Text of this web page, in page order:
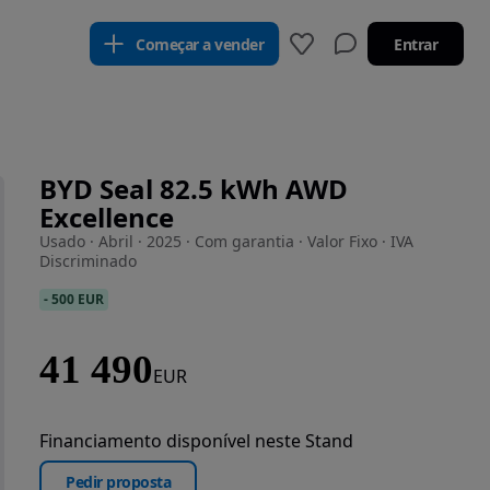
Começar a vender Entrar
BYD Seal 82.5 kWh AWD
Excellence
Usado · Abril · 2025 · Com garantia · Valor Fixo · IVA
Discriminado
-500 EUR
41 490EUR
Financiamento disponível neste Stand
Pedir proposta